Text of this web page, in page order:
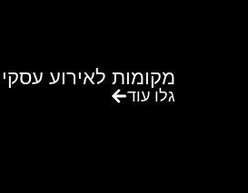
מקומות לאירוע עסקי
גלו עוד